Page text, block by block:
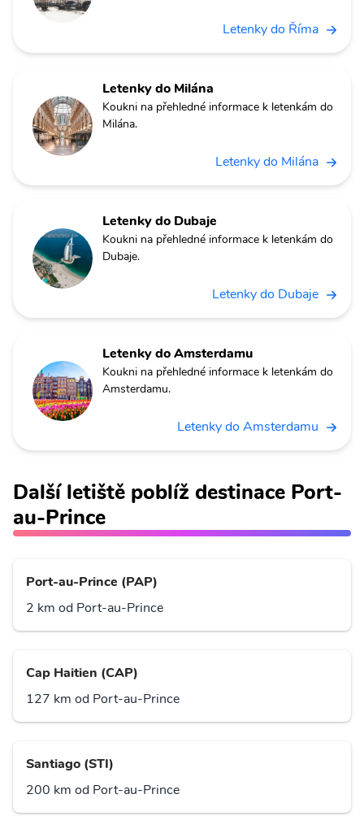
Letenky do Říma
Letenky do Milána
Koukni na přehledné informace k letenkám do
Milána.
Letenky do Milána
Letenky do Dubaje
Koukni na přehledné informace k letenkám do
Dubaje.
Letenky do Dubaje
Letenky do Amsterdamu
Koukni na přehledné informace k letenkám do
Amsterdamu.
Letenky do Amsterdamu
Další letiště poblíž destinace Port-
au-Prince
Port-au-Prince (PAP)
2 km od Port-au-Prince
Cap Haitien (CAP)
127 km od Port-au-Prince
Santiago (STI)
200 km od Port-au-Prince